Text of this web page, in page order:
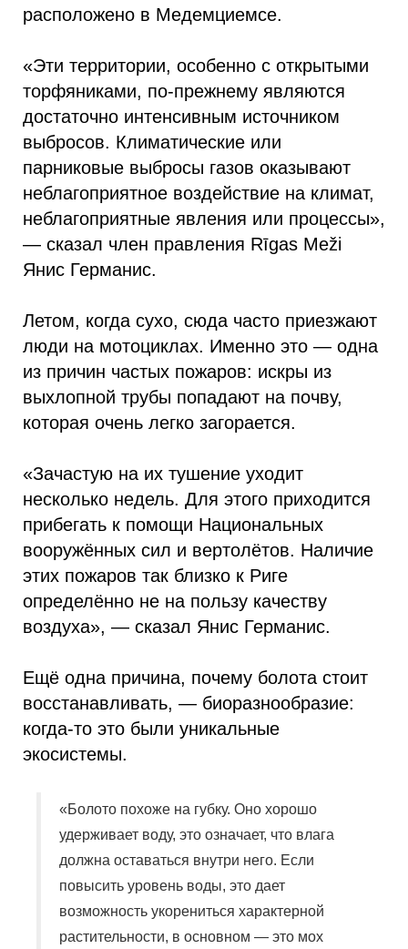
расположено в Медемциемсе.
«Эти территории, особенно с открытыми
торфяниками, по-прежнему являются
достаточно интенсивным источником
выбросов. Климатические или
парниковые выбросы газов оказывают
неблагоприятное воздействие на климат,
неблагоприятные явления или процессы»,
— сказал член правления Rīgas Meži
Янис Германис.
Летом, когда сухо, сюда часто приезжают
люди на мотоциклах. Именно это — одна
из причин частых пожаров: искры из
выхлопной трубы попадают на почву,
которая очень легко загорается.
«Зачастую на их тушение уходит
несколько недель. Для этого приходится
прибегать к помощи Национальных
вооружённых сил и вертолётов. Наличие
этих пожаров так близко к Риге
определённо не на пользу качеству
воздуха», — сказал Янис Германис.
Ещё одна причина, почему болота стоит
восстанавливать, — биоразнообразие:
когда-то это были уникальные
экосистемы.
«Болото похоже на губку. Оно хорошо
удерживает воду, это означает, что влага
должна оставаться внутри него. Если
повысить уровень воды, это дает
возможность укорениться характерной
растительности, в основном — это мох